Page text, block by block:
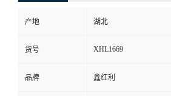
产地 湖北
货号 XHL1669
品牌 鑫红利